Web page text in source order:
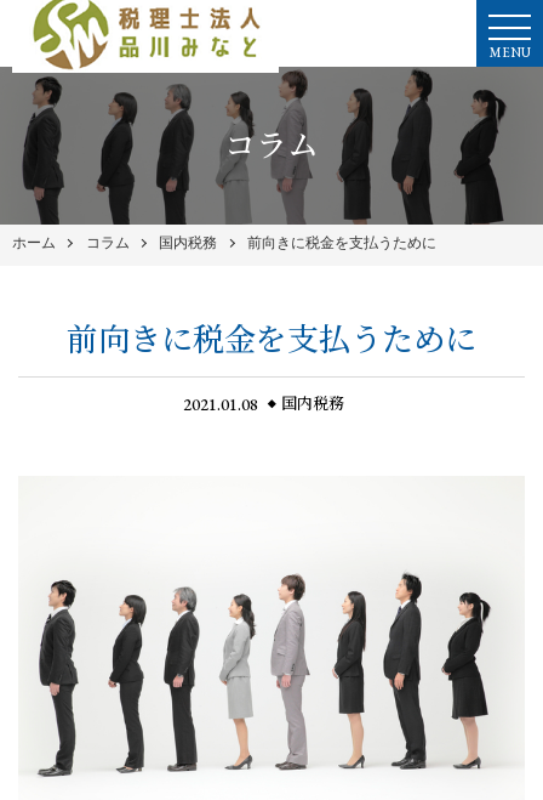
MENU
コラム
ホーム コラム 国内税務 前向きに税金を支払うために
前向きに税金を支払うために
2021.01.08 国内税務